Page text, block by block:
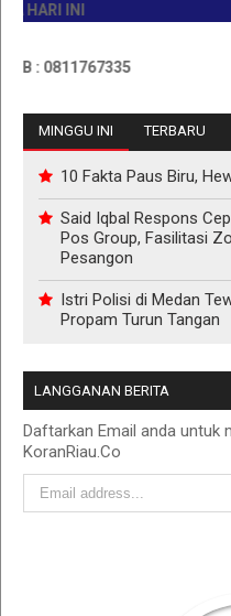
INI
0811767335
MINGGU INI TERBARU
10 Fakta Paus Biru,
Said Iqbal Respons
Pos Group, Fasilitasi
Pesangon
Istri Polisi di Medan
Propam Turun Tangan
LANGGANAN BERITA
Daftarkan Email anda untuk
KoranRiau.Co